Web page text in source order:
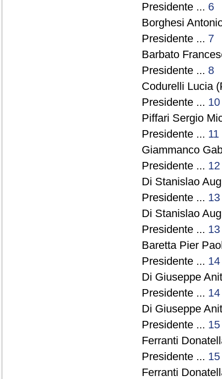
Presidente ... 6
Borghesi
Presidente ... 7
Barbato
Presidente ... 8
Codurelli Lucia
Presidente ... 10
Piffari Sergio
Presidente ... 11
Giammanco
Presidente ... 12
Di Stanislao
Presidente ... 13
Di Stanislao
Presidente ... 13
Baretta Pier
Presidente ... 14
Di Giuseppe
Presidente ... 14
Di Giuseppe
Presidente ... 15
Ferranti
Presidente ... 15
Ferranti